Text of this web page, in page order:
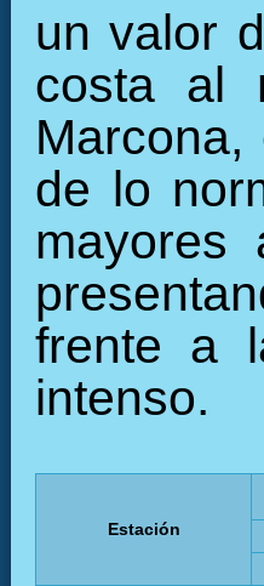
un valor
costa al
de lo
mayores
frente a
intenso.
Estación